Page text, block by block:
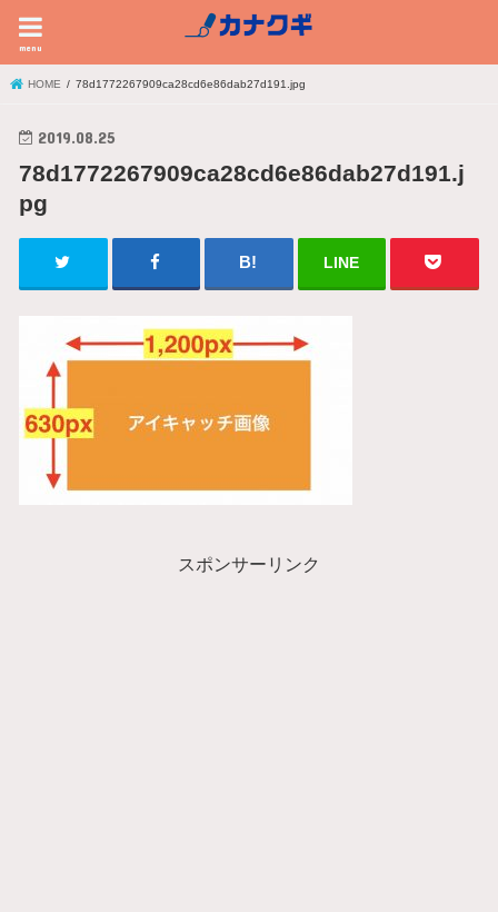
menu
HOME 78d1772267909ca28cd6e86dab27d191.jpg
2019.08.25
78d1772267909ca28cd6e86dab27d191.j
pg
LINE
スポンサーリンク